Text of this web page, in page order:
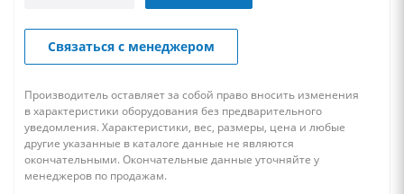
Связаться с менеджером
Производитель оставляет за собой право вносить изменения
в характеристики оборудования без предварительного
уведомления. Характеристики, вес, размеры, цена и любые
другие указанные в каталоге данные не являются
окончательными. Окончательные данные уточняйте у
менеджеров по продажам.